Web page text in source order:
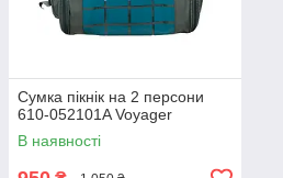
Сумка пікнік на 2 персони
610-052101A Voyager
В наявності